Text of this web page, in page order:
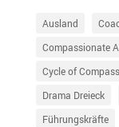
Ausland
Compassionate
Cycle of
Drama Dreieck
Führungskräfte